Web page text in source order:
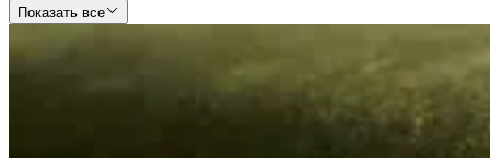
Показать все